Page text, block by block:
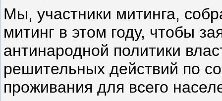
Мы, участники митинга,
митинг в этом году, чтобы
антинародной политики
решительных действий по
проживания для всего